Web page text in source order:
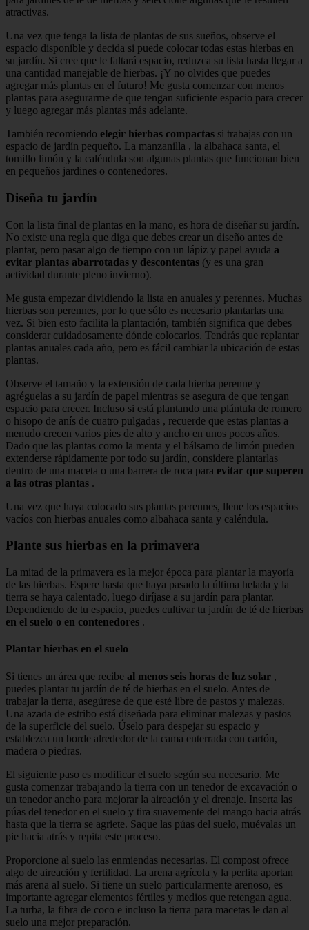
atractivas.
Una vez que tenga la lista de plantas de sus sueños, observe el
espacio disponible y decida si puede colocar todas estas hierbas en
su jardín. Si cree que le faltará espacio, reduzca su lista hasta llegar a
una cantidad manejable de hierbas. ¡Y no olvides que puedes
agregar más plantas en el futuro! Me gusta comenzar con menos
plantas para asegurarme de que tengan suficiente espacio para crecer
y luego agregar más plantas más adelante.
También recomiendo elegir hierbas compactas si trabajas con un
espacio de jardín pequeño. La manzanilla , la albahaca santa, el
tomillo limón y la caléndula son algunas plantas que funcionan bien
en pequeños jardines o contenedores.
Diseña tu jardín
Con la lista final de plantas en la mano, es hora de diseñar su jardín.
No existe una regla que diga que debes crear un diseño antes de
plantar, pero pasar algo de tiempo con un lápiz y papel ayuda a
evitar plantas abarrotadas y descontentas (y es una gran
actividad durante pleno invierno).
Me gusta empezar dividiendo la lista en anuales y perennes. Muchas
hierbas son perennes, por lo que sólo es necesario plantarlas una
vez. Si bien esto facilita la plantación, también significa que debes
considerar cuidadosamente dónde colocarlos. Tendrás que replantar
plantas anuales cada año, pero es fácil cambiar la ubicación de estas
plantas.
Observe el tamaño y la extensión de cada hierba perenne y
agréguelas a su jardín de papel mientras se asegura de que tengan
espacio para crecer. Incluso si está plantando una plántula de romero
o hisopo de anís de cuatro pulgadas , recuerde que estas plantas a
menudo crecen varios pies de alto y ancho en unos pocos años.
Dado que las plantas como la menta y el bálsamo de limón pueden
extenderse rápidamente por todo su jardín, considere plantarlas
dentro de una maceta o una barrera de roca para evitar que superen
a las otras plantas .
Una vez que haya colocado sus plantas perennes, llene los espacios
vacíos con hierbas anuales como albahaca santa y caléndula.
Plante sus hierbas en la primavera
La mitad de la primavera es la mejor época para plantar la mayoría
de las hierbas. Espere hasta que haya pasado la última helada y la
tierra se haya calentado, luego diríjase a su jardín para plantar.
Dependiendo de tu espacio, puedes cultivar tu jardín de té de hierbas
en el suelo o en contenedores .
Plantar hierbas en el suelo
Si tienes un área que recibe al menos seis horas de luz solar ,
puedes plantar tu jardín de té de hierbas en el suelo. Antes de
trabajar la tierra, asegúrese de que esté libre de pastos y malezas.
Una azada de estribo está diseñada para eliminar malezas y pastos
de la superficie del suelo. Úselo para despejar su espacio y
establezca un borde alrededor de la cama enterrada con cartón,
madera o piedras.
El siguiente paso es modificar el suelo según sea necesario. Me
gusta comenzar trabajando la tierra con un tenedor de excavación o
un tenedor ancho para mejorar la aireación y el drenaje. Inserta las
púas del tenedor en el suelo y tira suavemente del mango hacia atrás
hasta que la tierra se agriete. Saque las púas del suelo, muévalas un
pie hacia atrás y repita este proceso.
Proporcione al suelo las enmiendas necesarias. El compost ofrece
algo de aireación y fertilidad. La arena agrícola y la perlita aportan
más arena al suelo. Si tiene un suelo particularmente arenoso, es
importante agregar elementos fértiles y medios que retengan agua.
La turba, la fibra de coco e incluso la tierra para macetas le dan al
suelo una mejor preparación.